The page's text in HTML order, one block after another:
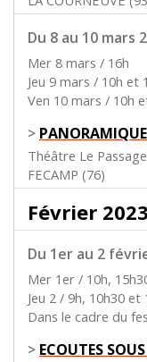
Du 8 au 10 mars
Mer 8 mars / 16h
Jeu 9 mars / 10h et
Ven 10 mars / 10h
>
Théâtre Le Passage
FECAMP (76)
Février 2023
Du 1er au 2
Mer 1er / 10h,
Jeu 2 / 9h, 10h30 et
Dans le cadre du
> ECOUTES